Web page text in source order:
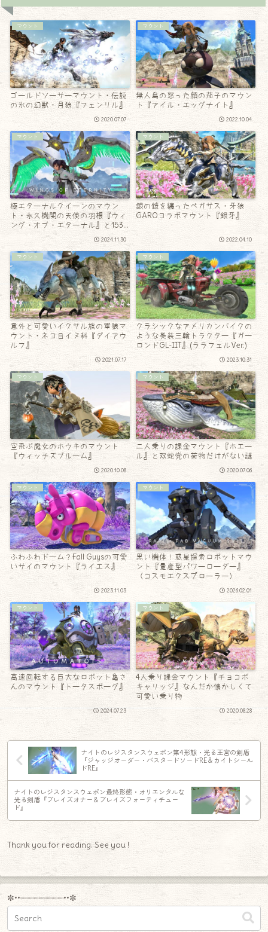
マウント
ゴールドソーサーマウント・伝説
の氷の幻獣・月狼『フェンリル』
2020.07.07
マウント
無人島の怒った顔の茄子のマウン
ト『アイル・エッグナイト』
2022.10.04
マウント
極エターナルクイーンのマウン
ト・永久機関の天使の羽根『ウィ
ング・オブ・エターナル』と153
周の思い出！
2024.11.30
マウント
銀の鎧を纏ったペガサス・牙狼
GAROコラボマウント『銀牙』
2022.04.10
マウント
意外と可愛いイクサル族の軍狼マ
ウント・ネコ目イヌ科『ダイアウ
ルフ』
2021.07.17
マウント
クラシックなアメリカンバイクの
ような美装三輪トラクター『ガー
ロンドGL-IIT』(ララフェルVer.)
2023.10.31
マウント
空飛ぶ魔女のホウキのマウント
『ウィッチズブルーム』
2020.10.08
マウント
二人乗りの課金マウント『ホエー
ル』と双蛇党の荷物だけがない謎
2020.07.06
マウント
ふわふわドーム？Fall Guysの可愛
いサイのマウント『ライエス』
2023.11.03
マウント
黒い機体！惑星探索ロボットマウ
ント『量産型パワーローダー』
（コスモエクスプローラー）
2026.02.01
マウント
高速回転する巨大なロボット亀さ
んのマウント『トータスボーグ』
2024.07.23
マウント
4人乗り課金マウント『チョコボ
キャリッジ』なんだか懐かしくて
可愛い乗り物
2020.08.28
ナイトのレジスタンスウェポン第4形態・光る王宮の剣盾
『ジャッジオーダー・バスタードソードRE＆カイトシール
ドRE』
ナイトのレジスタンスウェポン最終形態・オリエンタルな
光る剣盾『ブレイズオナー＆ブレイズフォーティチュー
ド』
Thank you for reading. See you !
✼••┈┈┈┈┈┈┈┈┈••✼